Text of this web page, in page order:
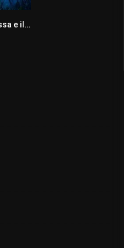
7.1La principessa e il ranocchio